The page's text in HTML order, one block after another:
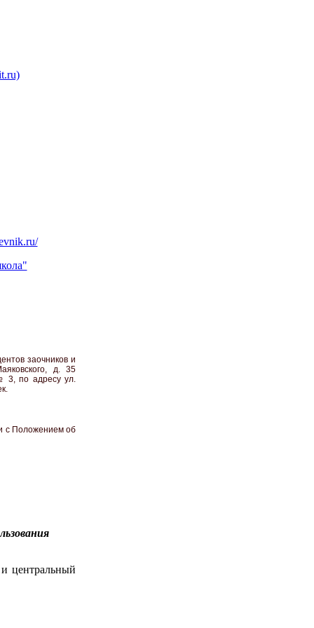
заочников и
д. 35
3, по адресу ул.
с Положением об
центральный